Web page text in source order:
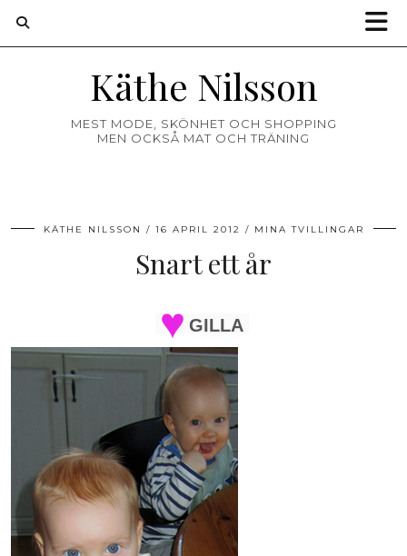
Käthe Nilsson
MEST MODE, SKÖNHET OCH SHOPPING
MEN OCKSÅ MAT OCH TRÄNING
KÄTHE NILSSON 16 APRIL 2012 MINA TVILLINGAR
Snart ett år
GILLA